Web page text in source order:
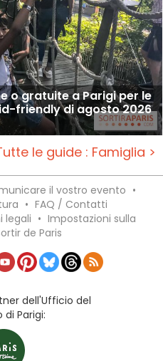
o gratuite a Parigi per le
friendly di agosto 2026
le guide : Famiglia >
il vostro evento •
• FAQ / Contatti
legali • Impostazioni sulla
de Paris
dell'Ufficio del
di Parigi: